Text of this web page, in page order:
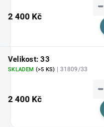
2 400 Kč
−
Velikost: 33
SKLADEM (>5 KS) | 31809/33
2 400 Kč
−